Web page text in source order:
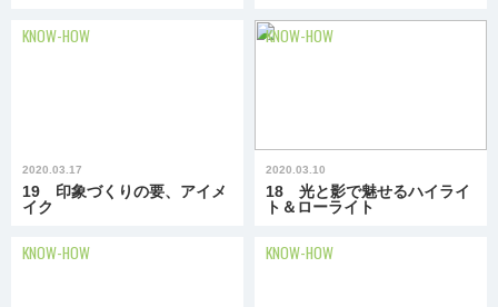
KNOW-HOW
2020.03.17
19 印象づくりの要、アイメ
イク
KNOW-HOW
2020.03.10
18 光と影で魅せるハイライ
ト＆ローライト
KNOW-HOW KNOW-HOW